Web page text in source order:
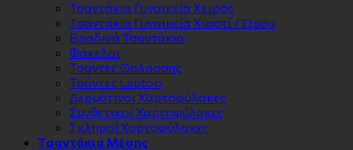
Τσαντάκια Γυναικεία Χειρός
Τσαντάκια Γυναικεία Χιαστί / Ώμου
Βραδινά Τσαντάκια
Φάκελοι
Τσάντες Θαλάσσης
Τσάντες Laptop
Δερμάτινοι Χαρτοφύλακες
Συνθετικοί Χαρτοφύλακες
Σκληροί Χαρτοφύλακες
Τσαντάκια Μέσης